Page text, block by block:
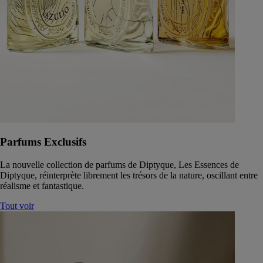
Parfums Exclusifs
La nouvelle collection de parfums de Diptyque, Les Essences de
Diptyque, réinterprète librement les trésors de la nature, oscillant entre
réalisme et fantastique.
Tout voir